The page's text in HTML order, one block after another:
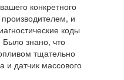
конкретного
и
коды
Было знано, что
тщательно
и датчик массового